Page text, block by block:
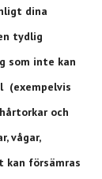
dina
tydlig
som inte kan
(exempelvis
och
vågar,
kan försämras